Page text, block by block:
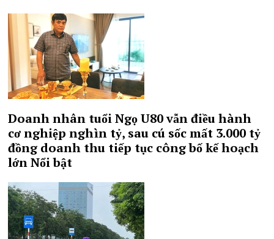
Doanh nhân tuổi Ngọ U80 vẫn điều hành
cơ nghiệp nghìn tỷ, sau cú sốc mất 3.000 tỷ
đồng doanh thu tiếp tục công bố kế hoạch
lớnNổi bật